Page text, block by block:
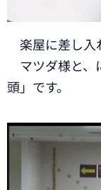
楽屋に差し入
マツダ様と、
頭」です。